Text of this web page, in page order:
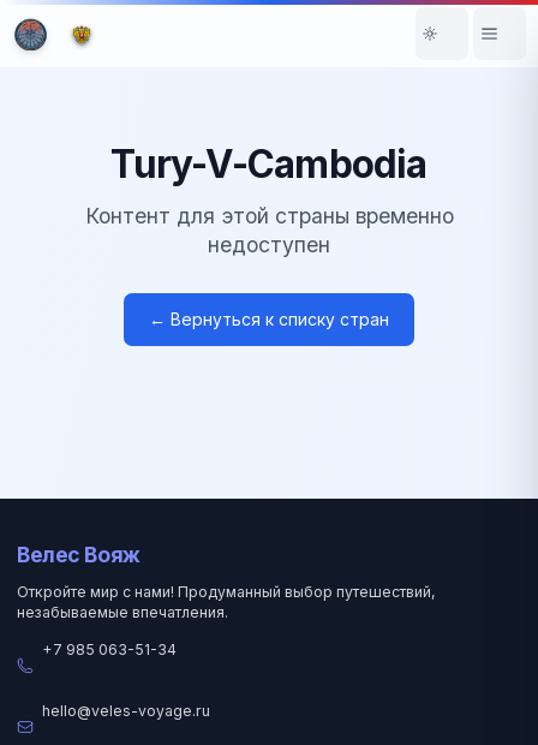
Tury-V-Cambodia
Контент для этой страны временно
недоступен
← Вернуться к списку стран
Велес Вояж
Откройте мир с нами! Продуманный выбор путешествий,
незабываемые впечатления.
+7 985 063-51-34
hello@veles-voyage.ru